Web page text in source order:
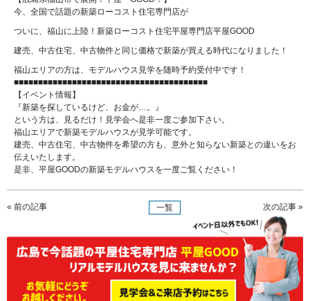
今、全国で話題の新築ローコスト住宅専門店が
ついに、福山に上陸！新築ローコスト住宅平屋専門店平屋GOOD
建売、中古住宅、中古物件と同じ価格で新築が買える時代になりました！
福山エリアの方は、モデルハウス見学を随時予約受付中です！
■■■■■■■■■■■■■■■■■■■■■■■■■■■■■■■■■■■■■■■■
【イベント情報】
『新築を探しているけど、お金が…。』
という方は、見るだけ！見学会へ是非一度ご参加下さい。
福山エリアで新築モデルハウスが見学可能です。
建売、中古住宅、中古物件を希望の方も、意外と知らない新築との違いをお
伝えいたします。
是非、平屋GOODの新築モデルハウスを一度ご覧ください！
« 前の記事 一覧 次の記事 »